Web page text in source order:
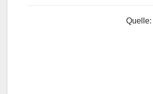
Quelle: